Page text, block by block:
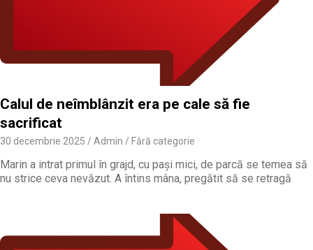
Calul de neîmblânzit era pe cale să fie
sacrificat
30 decembrie 2025 Admin Fără categorie
Marin a intrat primul în grajd, cu pași mici, de parcă se temea să
nu strice ceva nevăzut. A întins mâna, pregătit să se retragă